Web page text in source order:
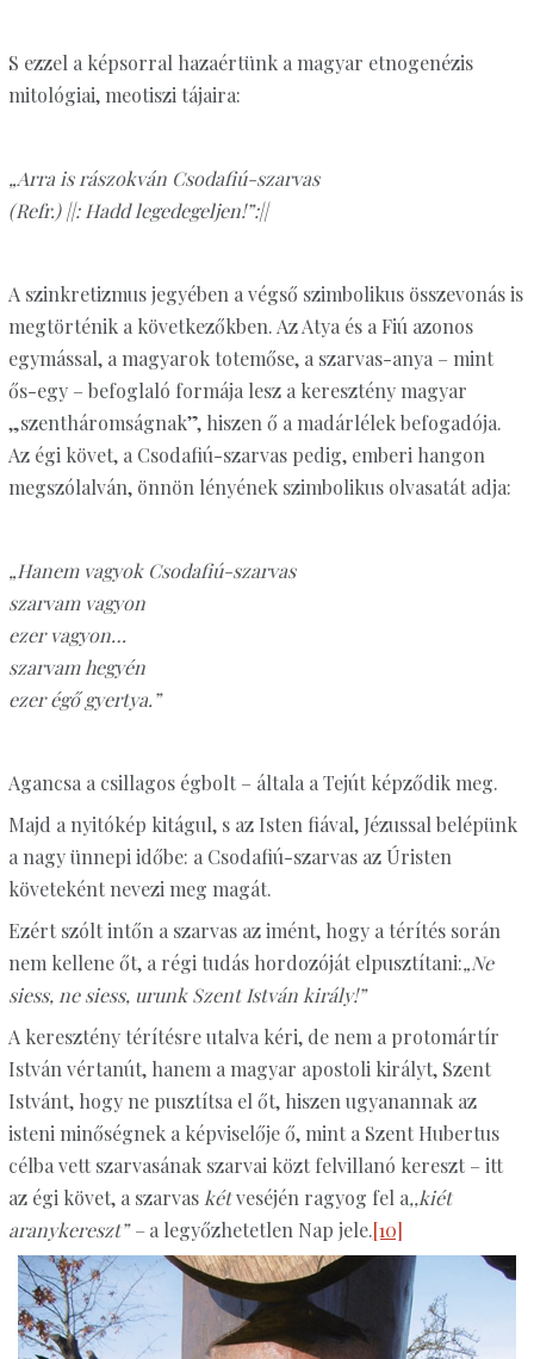
S ezzel a képsorral hazaértünk a magyar etnogenézis
mitológiai, meotiszi tájaira:
„Arra is rászokván Csodafiú-szarvas
(Refr.) ||: Hadd legedegeljen!”:||
A szinkretizmus jegyében a végső szimbolikus összevonás is
megtörténik a következőkben. Az Atya és a Fiú azonos
egymással, a magyarok totemőse, a szarvas-anya – mint
ős-egy – befoglaló formája lesz a keresztény magyar
„szentháromságnak”, hiszen ő a madárlélek befogadója.
Az égi követ, a Csodafiú-szarvas pedig, emberi hangon
megszólalván, önnön lényének szimbolikus olvasatát adja:
„Hanem vagyok Csodafiú-szarvas
szarvam vagyon
ezer vagyon…
szarvam hegyén
ezer égő gyertya.”
Agancsa a csillagos égbolt – általa a Tejút képződik meg.
Majd a nyitókép kitágul, s az Isten fiával, Jézussal belépünk
a nagy ünnepi időbe: a Csodafiú-szarvas az Úristen
követeként nevezi meg magát.
Ezért szólt intőn a szarvas az imént, hogy a térítés során
nem kellene őt, a régi tudás hordozóját elpusztítani:„Ne
siess, ne siess, urunk Szent István király!”
A keresztény térítésre utalva kéri, de nem a protomártír
István vértanút, hanem a magyar apostoli királyt, Szent
Istvánt, hogy ne pusztítsa el őt, hiszen ugyanannak az
isteni minőségnek a képviselője ő, mint a Szent Hubertus
célba vett szarvasának szarvai közt felvillanó kereszt – itt
az égi követ, a szarvas kétveséjén ragyog fel a,,kiét
aranykereszt” –a legyőzhetetlen Nap jele.[10]